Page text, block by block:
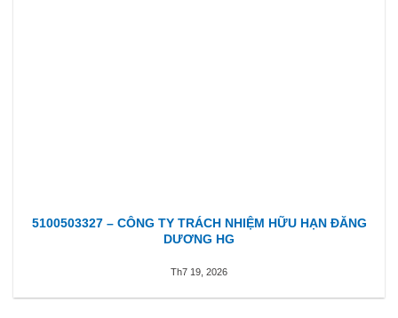
5100503327 – CÔNG TY TRÁCH NHIỆM HỮU HẠN ĐĂNG
DƯƠNG HG
Th7 19, 2026